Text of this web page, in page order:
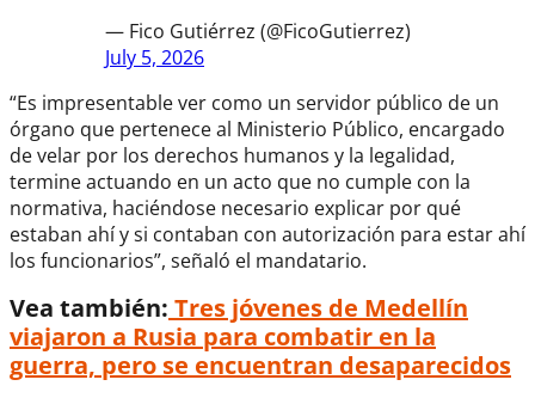
— Fico Gutiérrez (@FicoGutierrez)
July 5, 2026
“Es impresentable ver como un servidor público de un
órgano que pertenece al Ministerio Público, encargado
de velar por los derechos humanos y la legalidad,
termine actuando en un acto que no cumple con la
normativa, haciéndose necesario explicar por qué
estaban ahí y si contaban con autorización para estar ahí
los funcionarios”, señaló el mandatario.
Vea también: Tres jóvenes de Medellín
viajaron a Rusia para combatir en la
guerra, pero se encuentran desaparecidos